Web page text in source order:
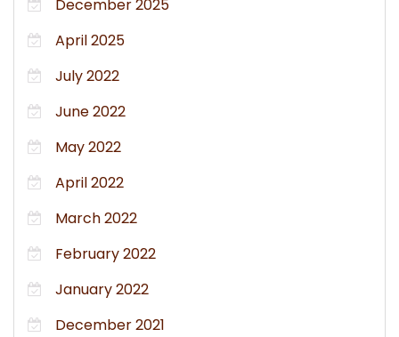
December 2025
April 2025
July 2022
June 2022
May 2022
April 2022
March 2022
February 2022
January 2022
December 2021